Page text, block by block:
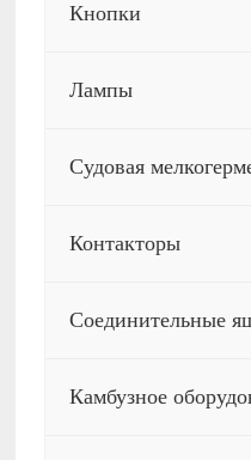
Кнопки
Лампы
Судовая
Контакторы
Соединительные
Камбузное